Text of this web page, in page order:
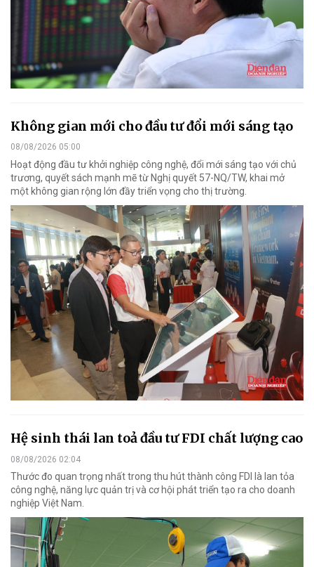
Không gian mới cho đầu tư đổi mới sáng tạo
08/08/2026 05:00
Hoạt động đầu tư khởi nghiệp công nghệ, đổi mới sáng tạo với chủ
trương, quyết sách mạnh mẽ từ Nghị quyết 57-NQ/TW, khai mở
một không gian rộng lớn đầy triển vọng cho thị trường.
Hệ sinh thái lan toả đầu tư FDI chất lượng cao
08/08/2026 02:04
Thước đo quan trọng nhất trong thu hút thành công FDI là lan tỏa
công nghệ, năng lực quản trị và cơ hội phát triển tạo ra cho doanh
nghiệp Việt Nam.